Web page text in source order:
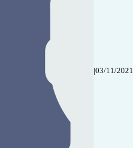
|03/11/2021